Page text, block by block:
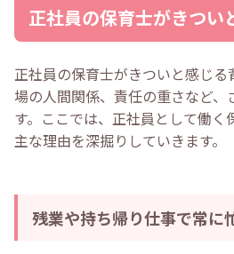
正社員の保育士がきつい
正社員の保育士がきついと感じる
場の人間関係、責任の重さなど、
す。ここでは、正社員として働く
主な理由を深掘りしていきます。
残業や持ち帰り仕事で常に